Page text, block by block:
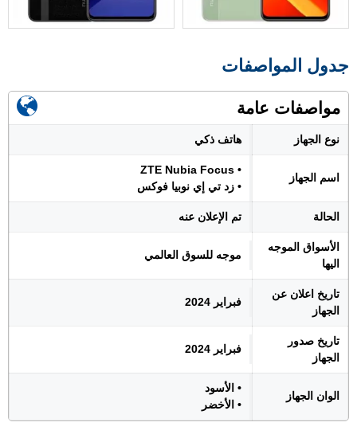
جدول المواصفات
مواصفات عامة
نوع الجهاز هاتف ذكي
اسم الجهاز
• ZTE Nubia Focus
• زد تي إي نوبيا فوكس
الحالة تم الإعلان عنه
الأسواق الموجه
اليها
موجه للسوق العالمي
تاريخ اعلان عن
الجهاز
فبراير 2024
تاريخ صدور
الجهاز
فبراير 2024
الوان الجهاز
• الأسود
• الأخضر